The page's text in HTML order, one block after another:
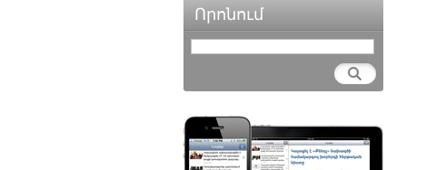
Որոնում